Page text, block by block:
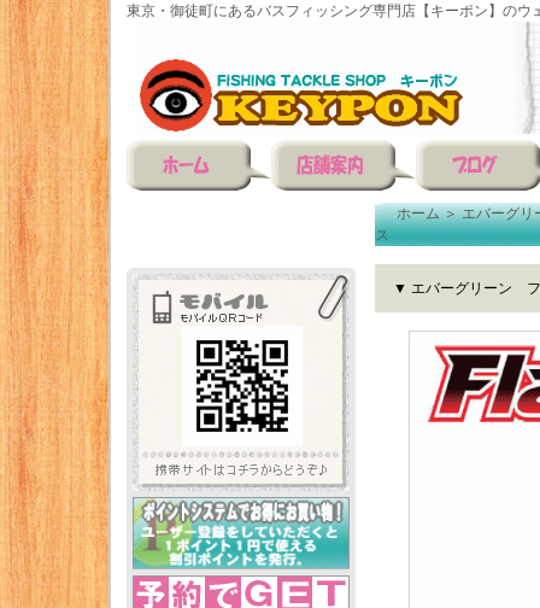
東京・御徒町にあるバスフィッシング専門店【キーポン】のウ
ホーム＞エバーグリ
ス
▼ エバーグリーン フ